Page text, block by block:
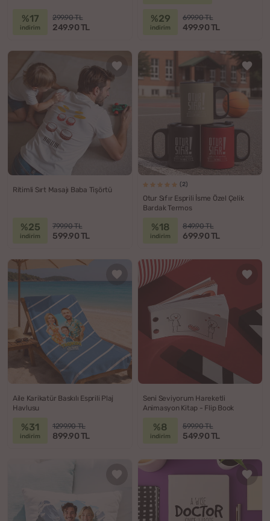
%17
indirim
299.90 TL
249.90 TL
%29
indirim
699.90 TL
499.90 TL
Ritimli Sırt Masajı Baba Tişörtü
%25
indirim
799.90 TL
599.90 TL
(2)
Otur Sıfır Esprili İsme Özel Çelik
Bardak Termos
%18
indirim
849.90 TL
699.90 TL
Aile Karikatür Baskılı Esprili Plaj
Havlusu
%31
indirim
1299.90 TL
899.90 TL
Seni Seviyorum Hareketli
Animasyon Kitap - Flip Book
%8
indirim
599.90 TL
549.90 TL